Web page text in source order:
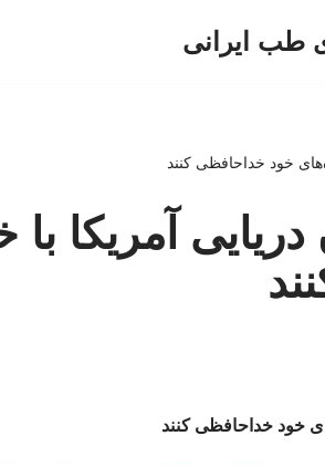
طب ایرانی
خود خداحافظی کنند
آمریکا با
خود خداحافظی کنند